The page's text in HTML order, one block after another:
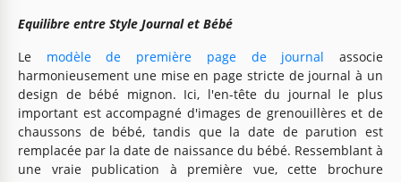
Equilibre entre Style Journal et Bébé
Le modèle de première page de journal associe
harmonieusement une mise en page stricte de journal à un
design de bébé mignon. Ici, l'en-tête du journal le plus
important est accompagné d'images de grenouillères et de
chaussons de bébé, tandis que la date de parution est
remplacée par la date de naissance du bébé. Ressemblant à
une vraie publication à première vue, cette brochure